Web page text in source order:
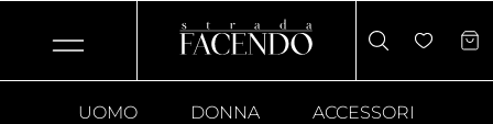
UOMO DONNA ACCESSORI